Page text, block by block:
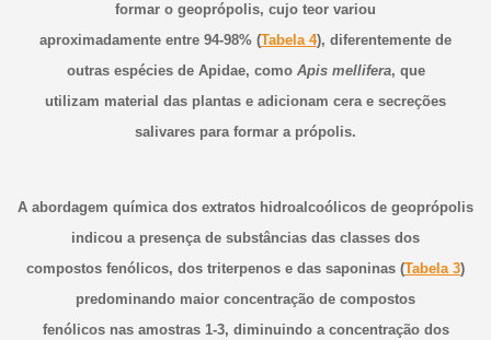
formar o geoprópolis, cujo teor variou
aproximadamente entre 94-98% (Tabela 4), diferentemente de
outras espécies de Apidae, como Apis mellifera, que
utilizam material das plantas e adicionam cera e secreções
salivares para formar a própolis.
A abordagem química dos extratos hidroalcoólicos de geoprópolis
indicou a presença de substâncias das classes dos
compostos fenólicos, dos triterpenos e das saponinas (Tabela 3)
predominando maior concentração de compostos
fenólicos nas amostras 1-3, diminuindo a concentração dos